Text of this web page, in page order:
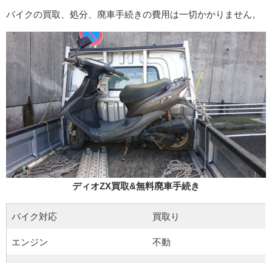
バイクの買取、処分、廃車手続きの費用は一切かかりません。
ディオZX買取&無料廃車手続き
バイク対応 買取り
エンジン 不動